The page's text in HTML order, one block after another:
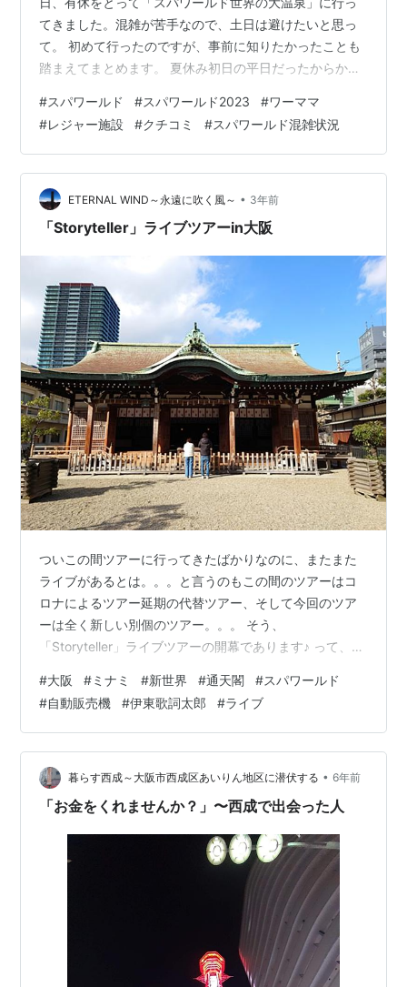
てきました。混雑が苦手なので、土日は避けたいと思っ
て。 初めて行ったのですが、事前に知りたかったことも
踏まえてまとめます。 夏休み初日の平日だったからか、
情報 【公式】SPAWORLD HOTEL&RESORT（スパワー
ルド ホテルアンドリゾート）美と健康の24時間快適空間
利用日：2023年7月21日（金） 混雑状況：オープンから
１１時くらいは空いていた 徐々に増え始めたが、ほどよ
い人という感じ 夕方にかけて、外国人が一気に増えた ス
ライダイ…
#スパワールド #スパワールド2023 #ワーママ
#レジャー施設 #クチコミ #スパワールド混雑状況
ETERNAL WIND～永遠に吹く風～ • 3年前
「Storyteller」ライブツアーin大阪
ついこの間ツアーに行ってきたばかりなのに、またまた
ライブがあるとは。。。と言うのもこの間のツアーはコ
ロナによるツアー延期の代替ツアー、そして今回のツア
ーは全く新しい別個のツアー。。。 そう、
「Storyteller」ライブツアーの開幕であります♪ って、い
ないww と言うことでなんばHatchで行われたライブに参
戦♪ライブ時間までは時間があったので、昼過ぎに早めに
ミナミに行ってお風呂でサッパリしてからライブに参戦
予定。 久しぶりの新世界エリアであります。本当は新今
宮で降りるつもりだったんですが、ついいつもの癖で終
点のなんばまで行ってしまった(-…
#大阪 #ミナミ #新世界 #通天閣 #スパワールド
#自動販売機 #伊東歌詞太郎 #ライブ
暮らす西成～大阪市西成区あいりん地区に潜伏する • 6年前
「お金をくれませんか？」〜西成で出会った人